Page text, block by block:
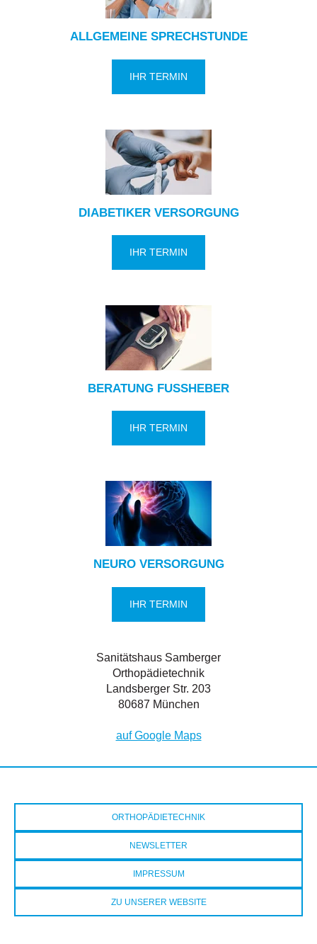
ALLGEMEINE SPRECHSTUNDE
IHR TERMIN
DIABETIKER VERSORGUNG
IHR TERMIN
BERATUNG FUSSHEBER
IHR TERMIN
NEURO VERSORGUNG
IHR TERMIN
Sanitätshaus Samberger
Orthopädietechnik
Landsberger Str. 203
80687 München
auf Google Maps
ORTHOPÄDIETECHNIK
NEWSLETTER
IMPRESSUM
ZU UNSERER WEBSITE